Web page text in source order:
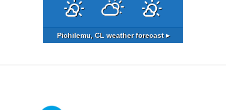
Pichilemu, CL weather forecast ▸